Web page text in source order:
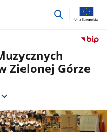
przejdź
Zielonej Górze